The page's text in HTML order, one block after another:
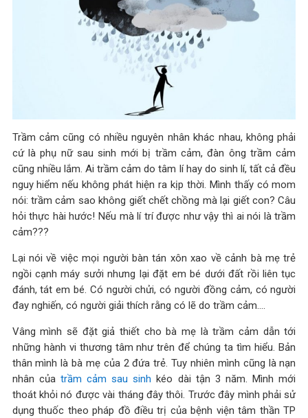
Trầm cảm cũng có nhiều nguyên nhân khác nhau, không phải
cứ là phụ nữ sau sinh mới bị trầm cảm, đàn ông trầm cảm
cũng nhiều lắm. Ai trầm cảm do tâm lí hay do sinh lí, tất cả đều
nguy hiểm nếu không phát hiện ra kịp thời. Mình thấy có mom
nói: trầm cảm sao không giết chết chồng mà lại giết con? Câu
hỏi thực hài hước! Nếu mà lí trí được như vậy thì ai nói là trầm
cảm???
Lại nói về việc mọi người bàn tán xôn xao về cảnh bà mẹ trẻ
ngồi cạnh máy sưởi nhưng lại đặt em bé dưới đất rồi liên tục
đánh, tát em bé. Có người chửi, có người đồng cảm, có người
đay nghiến, có người giải thích rằng có lẽ do trầm cảm….
Vâng mình sẽ đặt giả thiết cho bà mẹ là trầm cảm dẫn tới
những hành vi thương tâm như trên để chúng ta tìm hiểu. Bản
thân mình là bà mẹ của 2 đứa trẻ. Tuy nhiên mình cũng là nạn
nhân của trầm cảm sau sinh kéo dài tận 3 năm. Mình mới
thoát khỏi nó được vài tháng đây thôi. Trước đây mình phải sử
dụng thuốc theo pháp đồ điều trị của bệnh viện tâm thần TP